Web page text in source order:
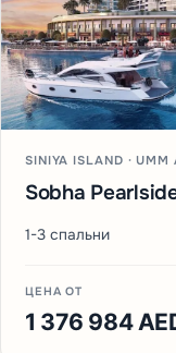
SINIYA ISLAND · UMM
Sobha
1-3 спальни
ЦЕНА ОТ
1 376 984